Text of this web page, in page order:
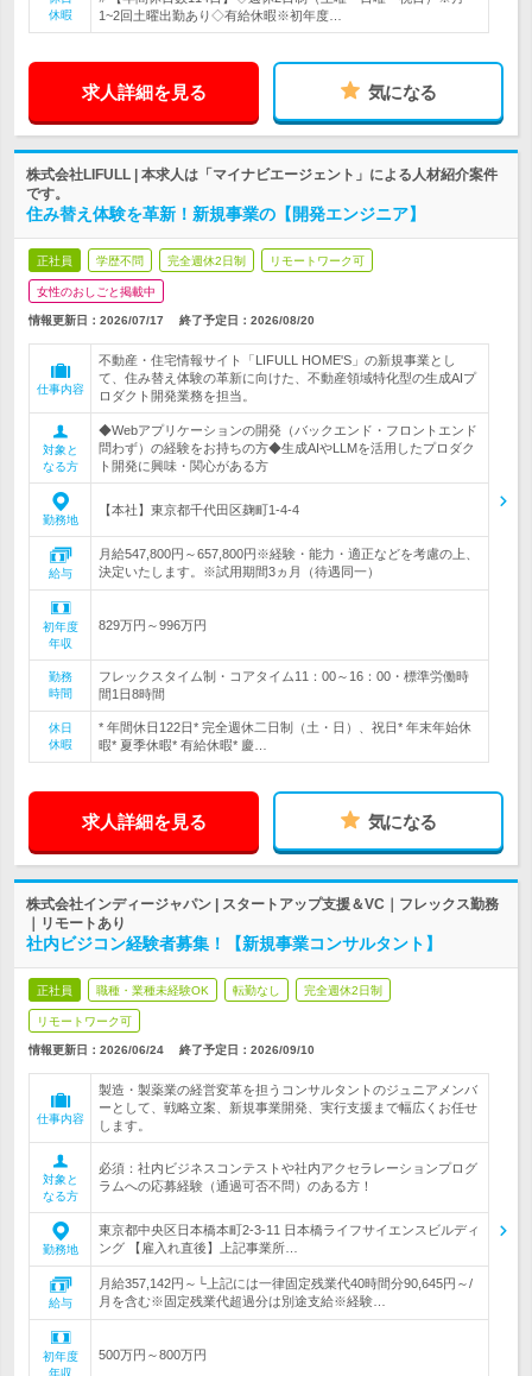
休暇
1~2回土曜出勤あり◇有給休暇※初年度…
求人詳細を見る 気になる
株式会社LIFULL | 本求人は「マイナビエージェント」による人材紹介案件
です。
住み替え体験を革新！新規事業の【開発エンジニア】
正社員 学歴不問 完全週休2日制 リモートワーク可
女性のおしごと掲載中
情報更新日：2026/07/17 終了予定日： 2026/08/20
仕事内容
不動産・住宅情報サイト「LIFULL HOME'S」の新規事業とし
て、住み替え体験の革新に向けた、不動産領域特化型の生成AIプ
ロダクト開発業務を担当。
対象と
なる方
◆Webアプリケーションの開発（バックエンド・フロントエンド
問わず）の経験をお持ちの方◆生成AIやLLMを活用したプロダク
ト開発に興味・関心がある方
勤務地
【本社】東京都千代田区麹町1-4-4
給与
月給547,800円～657,800円※経験・能力・適正などを考慮の上、
決定いたします。※試用期間3ヵ月（待遇同一）
初年度
年収
829万円～996万円
勤務
時間
フレックスタイム制・コアタイム11：00～16：00・標準労働時
間1日8時間
休日
休暇
* 年間休日122日* 完全週休二日制（土・日）、祝日* 年末年始休
暇* 夏季休暇* 有給休暇* 慶…
求人詳細を見る 気になる
株式会社インディージャパン | スタートアップ支援＆VC｜フレックス勤務
｜リモートあり
社内ビジコン経験者募集！【新規事業コンサルタント】
正社員 職種・業種未経験OK 転勤なし 完全週休2日制
リモートワーク可
情報更新日：2026/06/24 終了予定日： 2026/09/10
仕事内容
製造・製薬業の経営変革を担うコンサルタントのジュニアメンバ
ーとして、戦略立案、新規事業開発、実行支援まで幅広くお任せ
します。
対象と
なる方
必須：社内ビジネスコンテストや社内アクセラレーションプログ
ラムへの応募経験（通過可否不問）のある方！
勤務地
東京都中央区日本橋本町2-3-11 日本橋ライフサイエンスビルディ
ング 【雇入れ直後】上記事業所…
給与
月給357,142円～└上記には一律固定残業代40時間分90,645円～/
月を含む※固定残業代超過分は別途支給※経験…
初年度
年収
500万円～800万円